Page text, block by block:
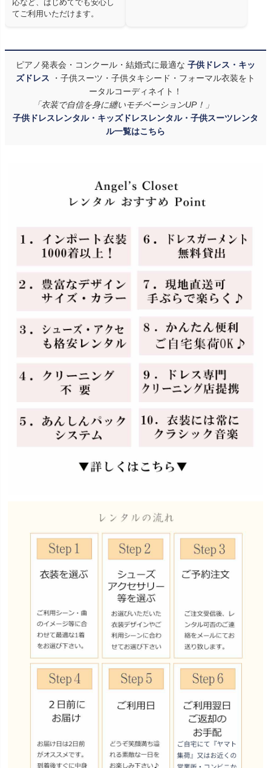
応など、はじめてでも安心し
てご利用いただけます。
ピアノ発表会・コンクール・結婚式に最適な 子供ドレス・キッ
ズドレス
・子供スーツ・子供タキシード・フォーマル衣装をト
ータルコーディネイト！
「衣装で自信を身に纏いモチベーションUP！」
子供ドレスレンタル・キッズドレスレンタル・子供スーツレンタ
ル一覧はこちら